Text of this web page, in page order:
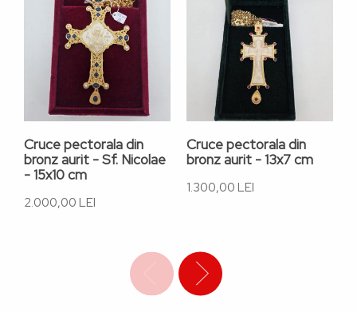
Cruce pectorala din
bronz aurit - Sf. Nicolae
- 15x10 cm
2.000,00 LEI
Cruce pectorala din
bronz aurit - 13x7 cm
1.300,00 LEI